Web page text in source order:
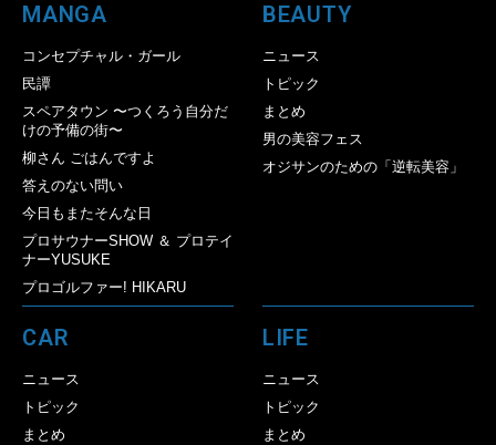
MANGA
コンセプチャル・ガール
民譚
スペアタウン 〜つくろう自分だ
けの予備の街〜
柳さん ごはんですよ
答えのない問い
今日もまたそんな日
プロサウナーSHOW ＆ プロテイ
ナーYUSUKE
プロゴルファー! HIKARU
BEAUTY
ニュース
トピック
まとめ
男の美容フェス
オジサンのための「逆転美容」
CAR
ニュース
トピック
まとめ
LIFE
ニュース
トピック
まとめ